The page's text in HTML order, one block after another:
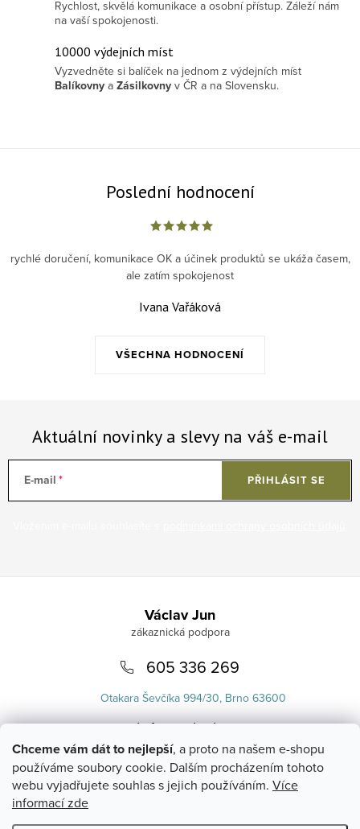
Chceme vám dát to nejlepší, a proto na našem e-shopu
používáme soubory cookie. Dalším procházením tohoto
webu vyjadřujete souhlas s jejich používáním. Více
informací zde
Rychlost, skvělá komunikace a osobní přístup. Záleží nám
na vaší spokojenosti.
10000 výdejních míst
Vyzvedněte si balíček na jednom z výdejních míst
Balíkovny a Zásilkovny v ČR a na Slovensku.
Poslední hodnocení
VŠECHNA HODNOCENÍ
rychlé doručení, komunikace OK a účinek produktů se ukáža časem,
ale zatím spokojenost
Ivana Vařáková
Aktuální novinky a slevy na váš e-mail
E-mail PŘIHLÁSIT SE
Václav Jun
605 336 269
Otakara Ševčíka 994/30, Brno 63600
info@uvlasku.cz